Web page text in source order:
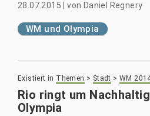
28.07.2015 |von Daniel Regnery
WM und Olympia
Existiert in Themen > Stadt >WM
Rio ringt um
Olympia